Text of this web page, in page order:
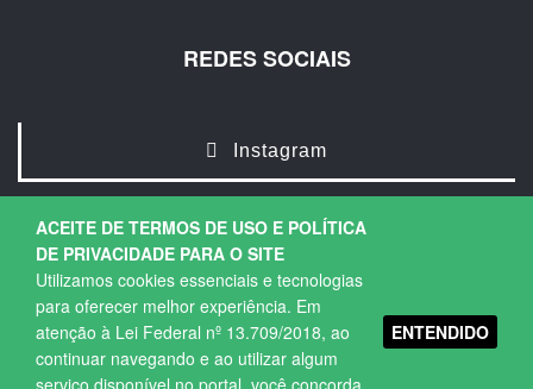
ACEITE DE TERMOS DE USO E POLÍTICA
DE PRIVACIDADE PARA O SITE
Utilizamos cookies essenciais e tecnologias
para oferecer melhor experiência. Em
atenção à Lei Federal nº 13.709/2018, ao
continuar navegando e ao utilizar algum
serviço disponível no portal, você concorda
ENTENDIDO
REDES SOCIAIS
Instagram
Copyright © 2026. Todos os direitos Reservados.
Política de Privacidade |Termos de Uso